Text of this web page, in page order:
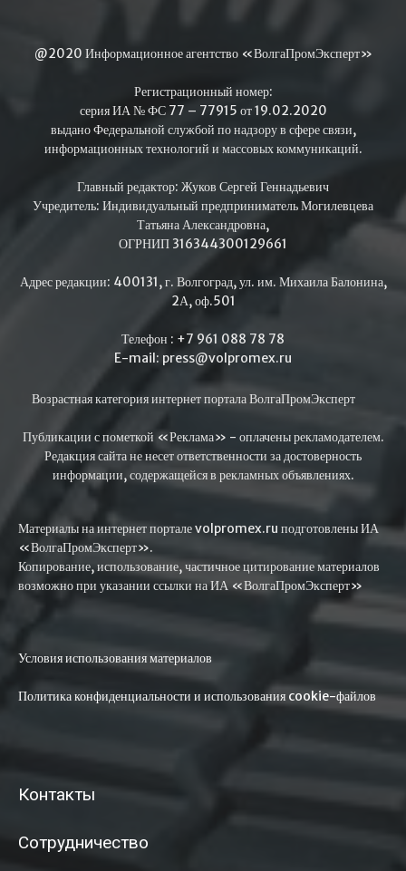
@2020 Информационное агентство «ВолгаПромЭксперт»
Регистрационный номер:
серия ИА № ФС 77 – 77915 от 19.02.2020
выдано Федеральной службой по надзору в сфере связи,
информационных технологий и массовых коммуникаций.
Главный редактор: Жуков Сергей Геннадьевич
Учредитель: Индивидуальный предприниматель Могилевцева
Татьяна Александровна,
ОГРНИП 316344300129661
Адрес редакции: 400131, г. Волгоград, ул. им. Михаила Балонина,
2А, оф.501
Телефон : +7 961 088 78 78
E-mail: press@volpromex.ru
Возрастная категория интернет портала ВолгаПромЭксперт
Публикации с пометкой «Реклама» - оплачены рекламодателем.
Редакция сайта не несет ответственности за достоверность
информации, содержащейся в рекламных объявлениях.
Материалы на интернет портале volpromex.ru подготовлены ИА
«ВолгаПромЭксперт».
Копирование, использование, частичное цитирование материалов
возможно при указании ссылки на ИА «ВолгаПромЭксперт»
Условия использования материалов
Политика конфиденциальности и использования cookie-файлов
Контакты
Сотрудничество